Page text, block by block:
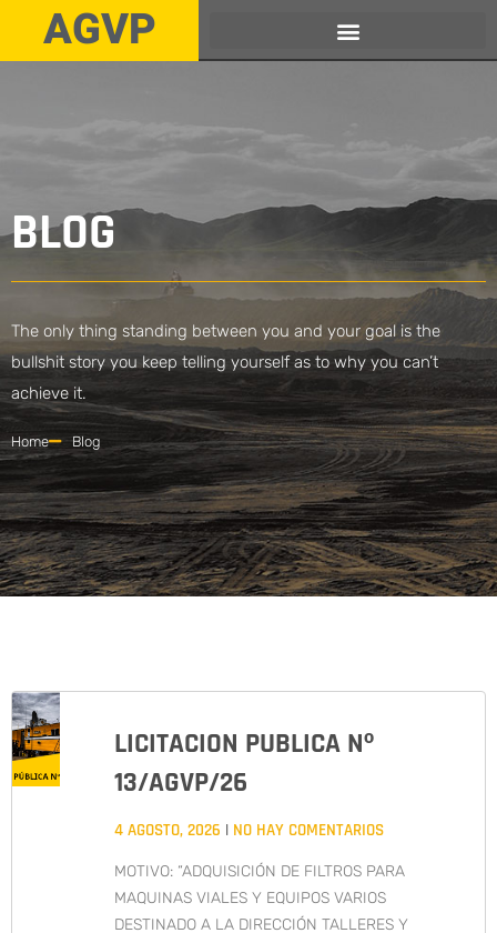
AGVP
BLOG
The only thing standing between you and your goal is the
bullshit story you keep telling yourself as to why you can’t
achieve it.
Home Blog
LICITACION PUBLICA Nº
13/AGVP/26
4 AGOSTO, 2026 NO HAY COMENTARIOS
MOTIVO: “ADQUISICIÓN DE FILTROS PARA
MAQUINAS VIALES Y EQUIPOS VARIOS
DESTINADO A LA DIRECCIÓN TALLERES Y